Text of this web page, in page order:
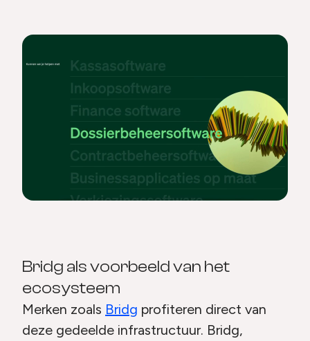
Bridg als voorbeeld van het
ecosysteem
Merken zoals Bridg profiteren direct van
deze gedeelde infrastructuur. Bridg,